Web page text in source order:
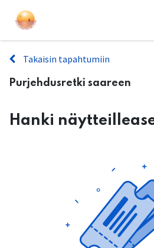
Takaisin tapahtumiin
Purjehdusretki saareen
Hanki